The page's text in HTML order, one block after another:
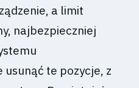
a limit
najbezpieczniej
te pozycje, z